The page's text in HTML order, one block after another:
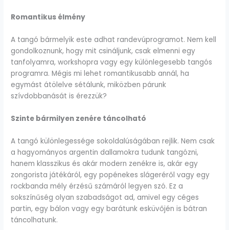
Romantikus élmény
A tangó bármelyik este adhat randevúprogramot. Nem kell
gondolkoznunk, hogy mit csináljunk, csak elmenni egy
tanfolyamra, workshopra vagy egy különlegesebb tangós
programra. Mégis mi lehet romantikusabb annál, ha
egymást átölelve sétálunk, miközben párunk
szívdobbanását is érezzük?
Szinte bármilyen zenére táncolható
A tangó különlegessége sokoldalúságában rejlik. Nem csak
a hagyományos argentin dallamokra tudunk tangózni,
hanem klasszikus és akár modern zenékre is, akár egy
zongorista játékáról, egy popénekes slágeréről vagy egy
rockbanda mély érzésű számáról legyen szó. Ez a
sokszínűség olyan szabadságot ad, amivel egy céges
partin, egy bálon vagy egy barátunk esküvőjén is bátran
táncolhatunk.